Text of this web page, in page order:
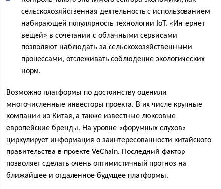
сельскохозяйственная деятельность с использованием
набирающей популярность технологии IoT. «Интернет
вещей» в сочетании с облачными сервисами
позволяют наблюдать за сельскохозяйственными
процессами, отслеживать соблюдение экологических
норм.
Возможно платформы по достоинству оценили
многочисленные инвесторы проекта. В их числе крупные
компании из Китая, а также известные люксовые
европейские бренды. На уровне «форумных слухов»
циркулирует информация о заинтересованности китайского
правительства в проекте VeChain. Последний фактор
позволяет сделать очень оптимистичный прогноз на
ближайшее и отдаленное будущее платформы.